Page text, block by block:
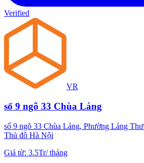
Verified
VR
số 9 ngõ 33 Chùa Láng
số 9 ngõ 33 Chùa Láng, Phường Láng
Thủ đô Hà Nội
Giá từ: 3.5Tr/tháng